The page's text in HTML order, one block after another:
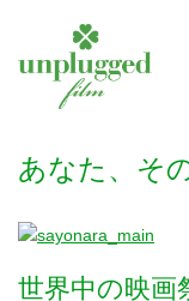
あなた、そ
世界中の映画